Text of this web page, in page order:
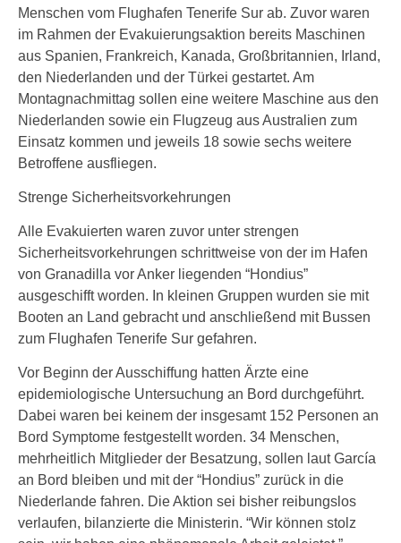
Menschen vom Flughafen Tenerife Sur ab. Zuvor waren
im Rahmen der Evakuierungsaktion bereits Maschinen
aus Spanien, Frankreich, Kanada, Großbritannien, Irland,
den Niederlanden und der Türkei gestartet. Am
Montagnachmittag sollen eine weitere Maschine aus den
Niederlanden sowie ein Flugzeug aus Australien zum
Einsatz kommen und jeweils 18 sowie sechs weitere
Betroffene ausfliegen.
Strenge Sicherheitsvorkehrungen
Alle Evakuierten waren zuvor unter strengen
Sicherheitsvorkehrungen schrittweise von der im Hafen
von Granadilla vor Anker liegenden “Hondius”
ausgeschifft worden. In kleinen Gruppen wurden sie mit
Booten an Land gebracht und anschließend mit Bussen
zum Flughafen Tenerife Sur gefahren.
Vor Beginn der Ausschiffung hatten Ärzte eine
epidemiologische Untersuchung an Bord durchgeführt.
Dabei waren bei keinem der insgesamt 152 Personen an
Bord Symptome festgestellt worden. 34 Menschen,
mehrheitlich Mitglieder der Besatzung, sollen laut García
an Bord bleiben und mit der “Hondius” zurück in die
Niederlande fahren. Die Aktion sei bisher reibungslos
verlaufen, bilanzierte die Ministerin. “Wir können stolz